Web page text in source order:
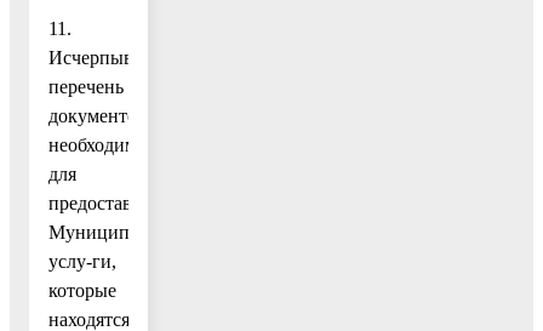
11.
Исчерпывающий
перечень
документов,
необходимых
для
предоставления
Муниципальной
услу-ги,
которые
находятся